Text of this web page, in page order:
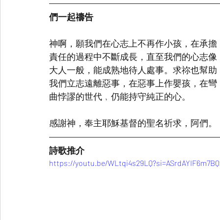
們一起禱告
神啊，願我們在心志上不再作小孩，在承擔
責任的過程中不斷成長，直至我們的心志像
大人一般，能成熟地待人處事。求祢也幫助
我們立志遠離惡事，在惡事上作嬰孩，在彎
曲悖謬的世代﹐仍能持守純正的心。
感謝神，奉主耶穌基督的聖名祈求，阿們。
詩歌推介
https://youtu.be/